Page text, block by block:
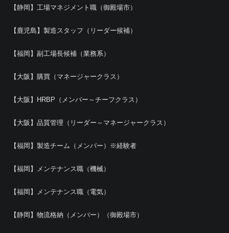
【静岡】工場マネジメント職（御殿場市）
【鹿児島】製造スタッフ（リーダー候補）
【福岡】副工場長候補（業務系）
【大阪】購買（マネージャークラス）
【大阪】HRBP（メンバー～チーフクラス）
【大阪】品質管理（リーダー～マネージャークラス）
【福岡】製造チーム（メンバー）※経験者
【福岡】メンテナンス職（機械）
【福岡】メンテナンス職（電気）
【静岡】物流格納（メンバー）（御殿場市）